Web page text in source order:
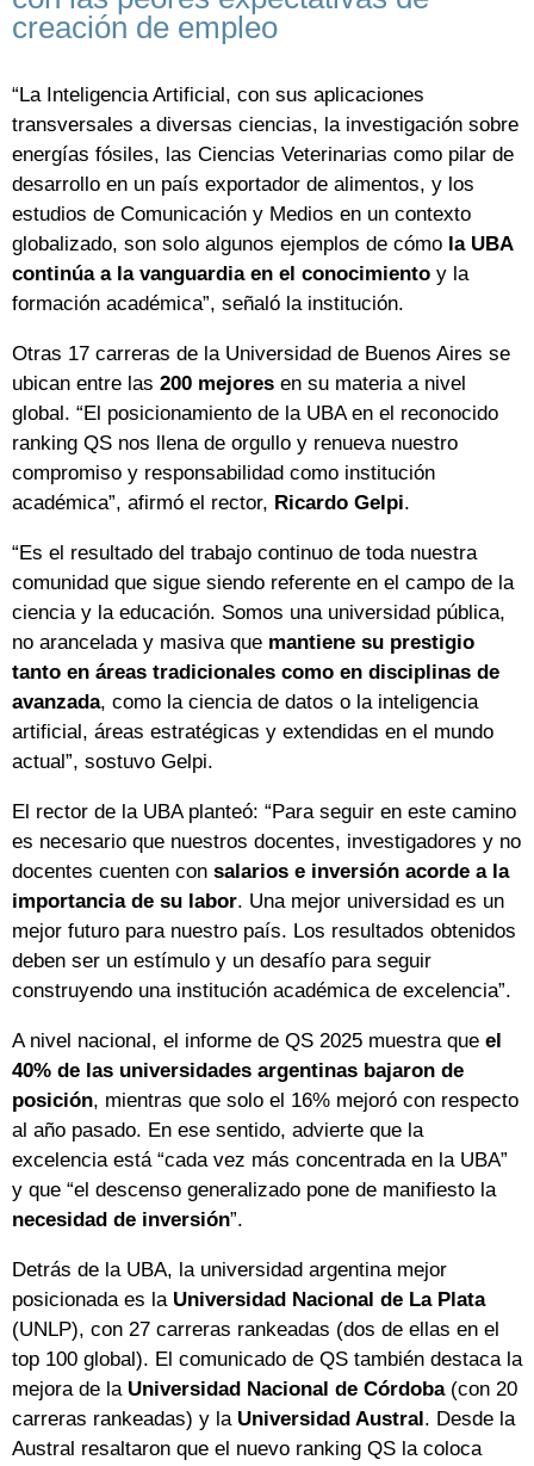
creación de empleo
“La Inteligencia Artificial, con sus aplicaciones
transversales a diversas ciencias, la investigación sobre
energías fósiles, las Ciencias Veterinarias como pilar de
desarrollo en un país exportador de alimentos, y los
estudios de Comunicación y Medios en un contexto
globalizado, son solo algunos ejemplos de cómo la UBA
continúa a la vanguardia en el conocimiento y la
formación académica”, señaló la institución.
Otras 17 carreras de la Universidad de Buenos Aires se
ubican entre las 200 mejores en su materia a nivel
global. “El posicionamiento de la UBA en el reconocido
ranking QS nos llena de orgullo y renueva nuestro
compromiso y responsabilidad como institución
académica”, afirmó el rector, Ricardo Gelpi.
“Es el resultado del trabajo continuo de toda nuestra
comunidad que sigue siendo referente en el campo de la
ciencia y la educación. Somos una universidad pública,
no arancelada y masiva que mantiene su prestigio
tanto en áreas tradicionales como en disciplinas de
avanzada, como la ciencia de datos o la inteligencia
artificial, áreas estratégicas y extendidas en el mundo
actual”, sostuvo Gelpi.
El rector de la UBA planteó: “Para seguir en este camino
es necesario que nuestros docentes, investigadores y no
docentes cuenten con salarios e inversión acorde a la
importancia de su labor. Una mejor universidad es un
mejor futuro para nuestro país. Los resultados obtenidos
deben ser un estímulo y un desafío para seguir
construyendo una institución académica de excelencia”.
A nivel nacional, el informe de QS 2025 muestra que el
40% de las universidades argentinas bajaron de
posición, mientras que solo el 16% mejoró con respecto
al año pasado. En ese sentido, advierte que la
excelencia está “cada vez más concentrada en la UBA”
y que “el descenso generalizado pone de manifiesto la
necesidad de inversión”.
Detrás de la UBA, la universidad argentina mejor
posicionada es la Universidad Nacional de La Plata
(UNLP), con 27 carreras rankeadas (dos de ellas en el
top 100 global). El comunicado de QS también destaca la
mejora de la Universidad Nacional de Córdoba(con 20
carreras rankeadas) y la Universidad Austral . Desde la
Austral resaltaron que el nuevo ranking QS la coloca